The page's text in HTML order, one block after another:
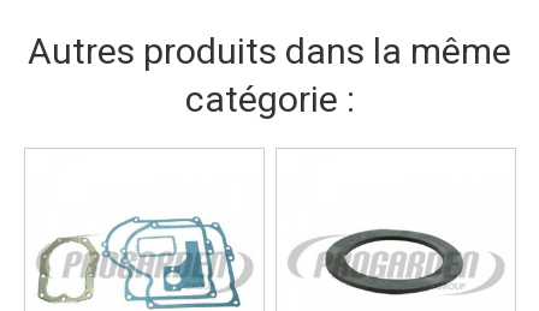
Autres produits dans la même
catégorie :